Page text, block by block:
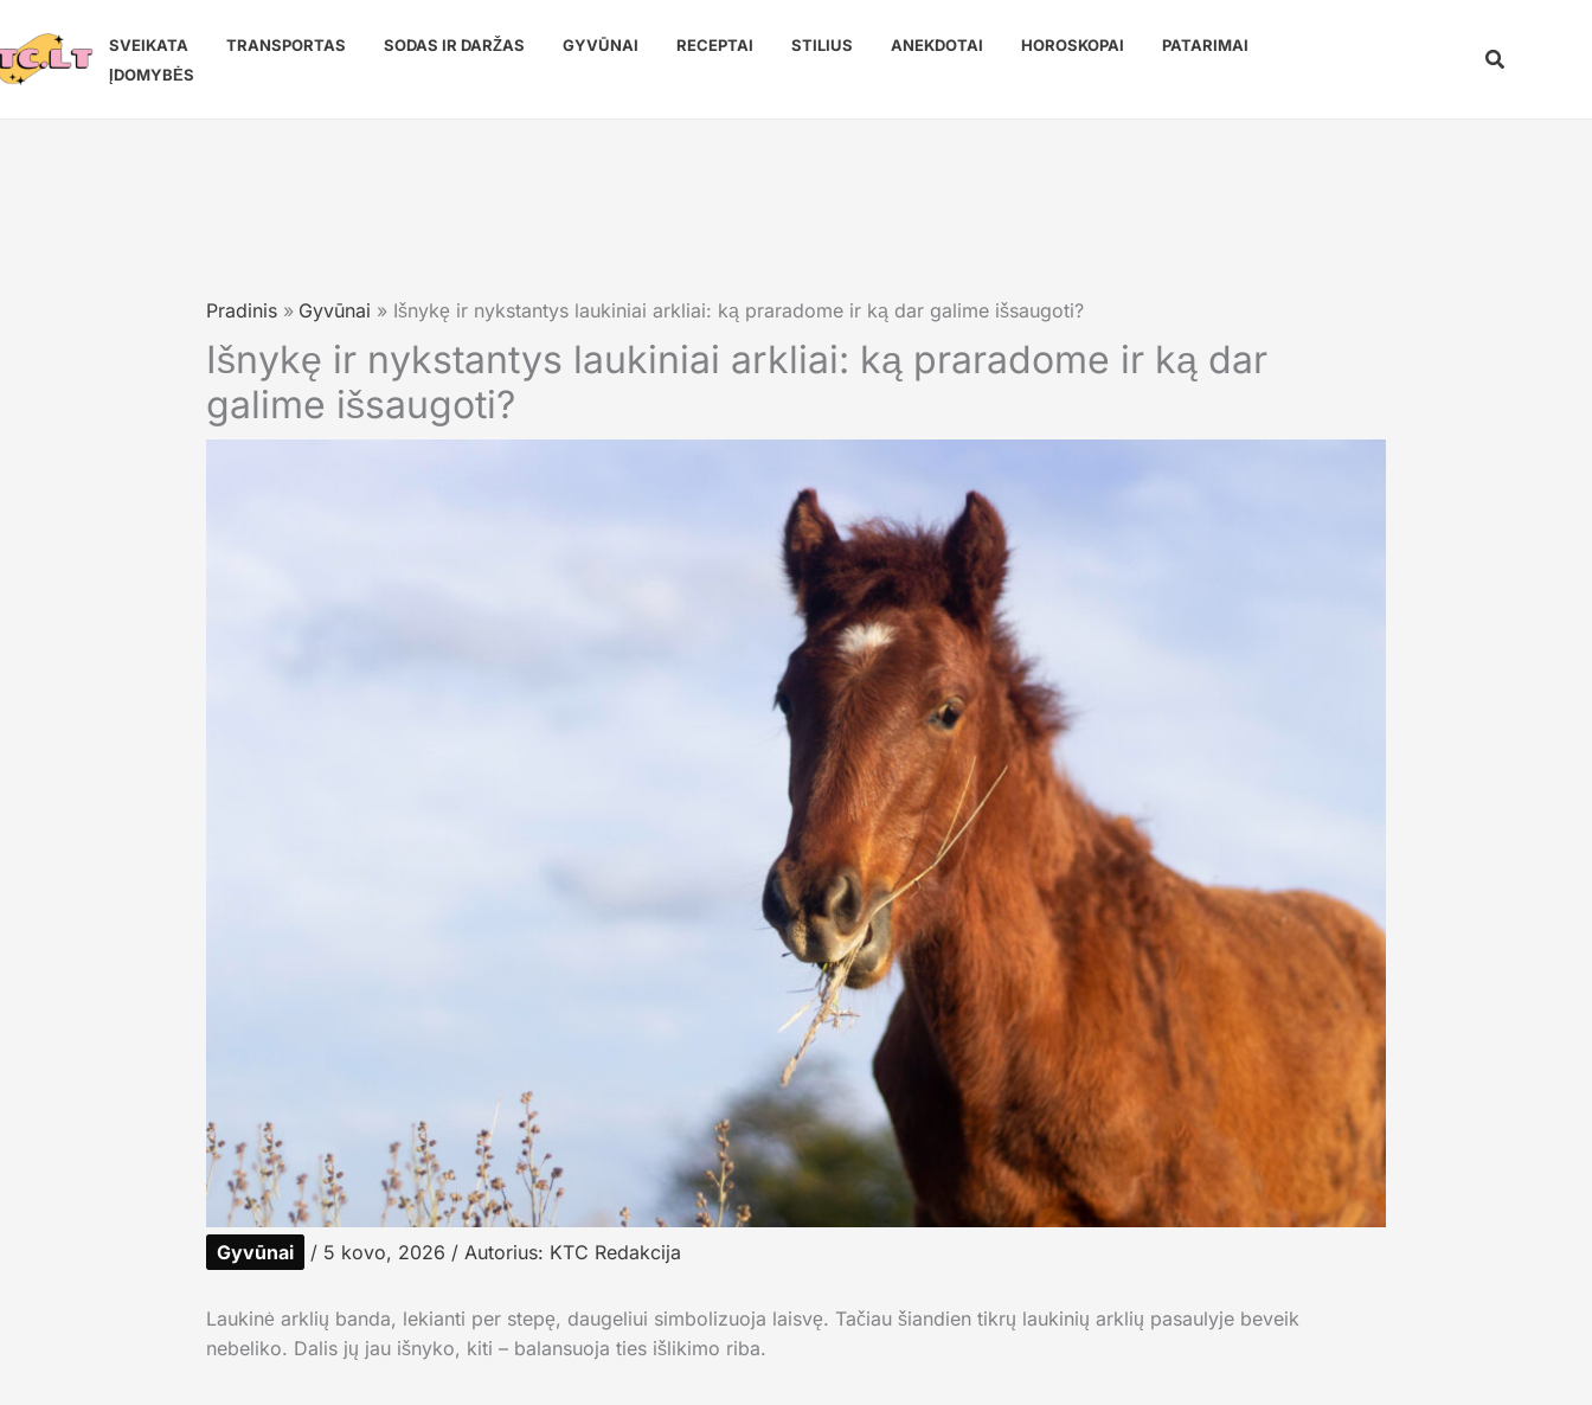
prie
turinio
SVEIKATA TRANSPORTAS SODAS IR DARŽAS GYVŪNAI RECEPTAI STILIUS ANEKDOTAI HOROSKOPAI
PATARIMAI
ĮDOMYBĖS
Paieška
Pradinis Gyvūnai Išnykę ir nykstantys laukiniai arkliai: ką praradome ir ką dar galime išsaugoti?
Išnykę ir nykstantys laukiniai arkliai: ką praradome ir ką dar
galime išsaugoti?
Gyvūnai / 5 kovo, 2026 / Autorius: KTC Redakcija
Laukinė arklių banda, lekianti per stepę, daugeliui simbolizuoja laisvę. Tačiau šiandien tikrų laukinių arklių pasaulyje beveik
nebeliko. Dalis jų jau išnyko, kiti – balansuoja ties išlikimo riba.